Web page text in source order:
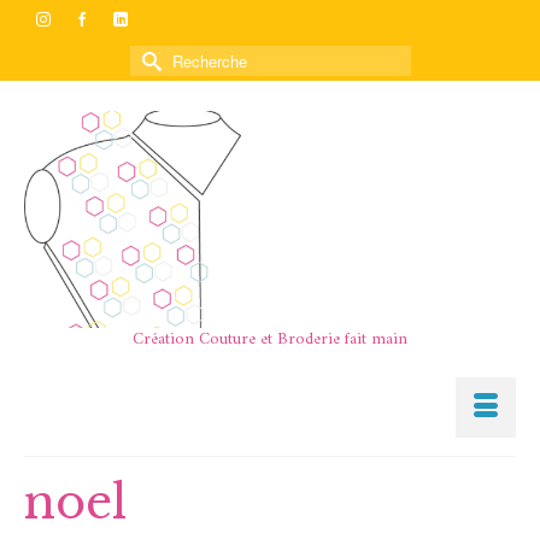
Rechercher :
Création Couture et Broderie fait main
noel